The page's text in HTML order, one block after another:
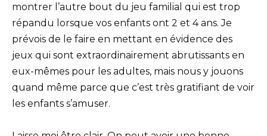
montrer l’autre bout du jeu familial qui est trop
répandu lorsque vos enfants ont 2 et 4 ans. Je
prévois de le faire en mettant en évidence des
jeux qui sont extraordinairement abrutissants en
eux-mêmes pour les adultes, mais nous y jouons
quand même parce que c’est très gratifiant de voir
les enfants s’amuser.